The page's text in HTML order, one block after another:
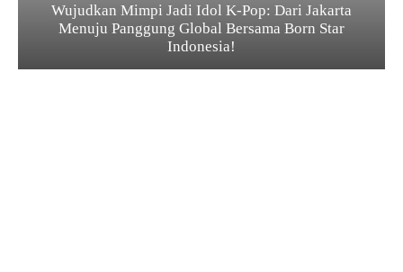
Wujudkan Mimpi Jadi Idol K-Pop: Dari Jakarta
Menuju Panggung Global Bersama Born Star
Indonesia!